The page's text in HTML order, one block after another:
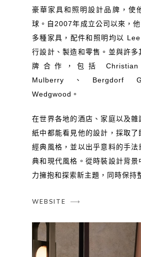
豪華家具和照明設計品牌，使
球。自2007年成立公司以來，
多種家具，配件和照明均以
行設計、製造和零售。並與許多
牌合作，包括 Christian
Mulberry、Bergdorf
Wedgwood。
在世界各地的酒店、家庭以及雜
紙中都能看見他的設計，採取了
經典風格，並以出乎意料的手法
典和現代風格。從時裝設計背景
力擁抱和探索新主題，同時保持
WEBSITE